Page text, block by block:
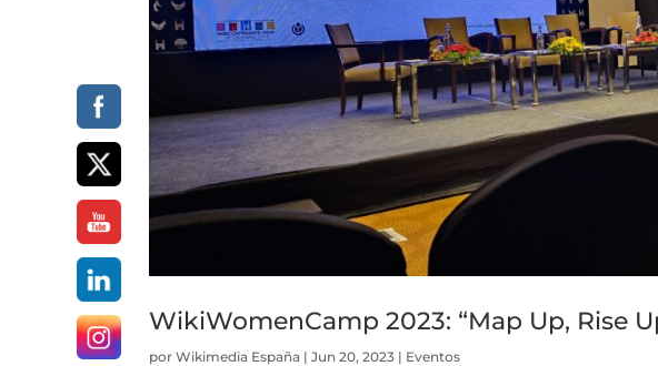
WikiWomenCamp 2023: “Map Up, Rise
porWikimedia España |Jun 20, 2023 | Eventos